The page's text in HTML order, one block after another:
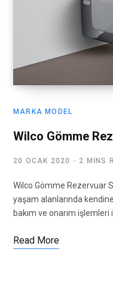
MARKA MODEL
Wilco Gömme
20 OCAK 2020 2 MINS
Wilco Gömme Rezervuar
yaşam alanlarında
bakım ve onarım işlemleri
Read More